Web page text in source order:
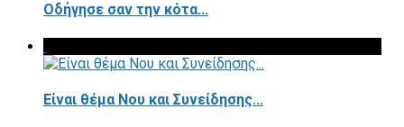
Οδήγησε σαν την κότα...
Είναι θέμα Νου και Συνείδησης...